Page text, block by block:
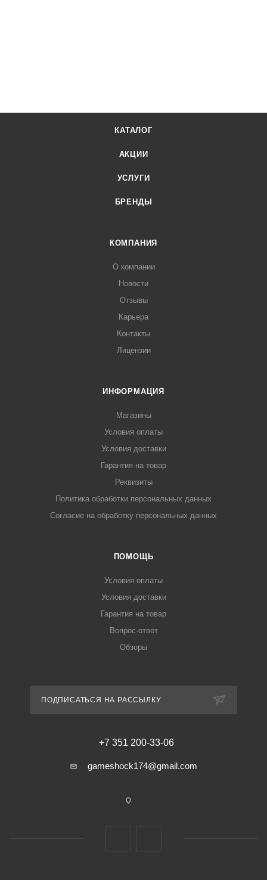
КАТАЛОГ
АКЦИИ
УСЛУГИ
БРЕНДЫ
КОМПАНИЯ
О компании
Новости
Отзывы
Карьера
Контакты
Лицензии
ИНФОРМАЦИЯ
Магазины
Условия оплаты
Условия доставки
Гарантия на товар
Реквизиты
Политика обработки персональных данных
Согласие на обработку персональных данных
ПОМОЩЬ
Условия оплаты
Условия доставки
Гарантия на товар
Вопрос-ответ
Обзоры
ПОДПИСАТЬСЯ НА РАССЫЛКУ
+7 351 200-33-06
gameshock174@gmail.com